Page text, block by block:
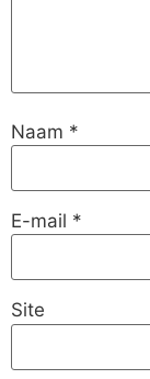
Naam *
E-mail *
Site